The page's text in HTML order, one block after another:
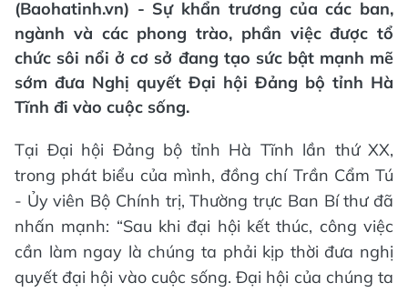
(Baohatinh.vn) - Sự khẩn trương của các ban,
ngành và các phong trào, phần việc được tổ
chức sôi nổi ở cơ sở đang tạo sức bật mạnh mẽ
sớm đưa Nghị quyết Đại hội Đảng bộ tỉnh Hà
Tĩnh đi vào cuộc sống.
Tại Đại hội Đảng bộ tỉnh Hà Tĩnh lần thứ XX,
trong phát biểu của mình, đồng chí Trần Cẩm Tú
- Ủy viên Bộ Chính trị, Thường trực Ban Bí thư đã
nhấn mạnh: “Sau khi đại hội kết thúc, công việc
cần làm ngay là chúng ta phải kịp thời đưa nghị
quyết đại hội vào cuộc sống. Đại hội của chúng ta